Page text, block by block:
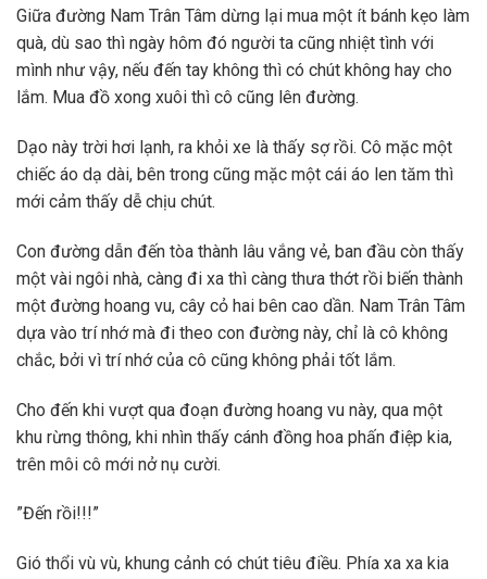
Giữa đường Nam Trân Tâm dừng lại mua một ít bánh kẹo làm
quà, dù sao thì ngày hôm đó người ta cũng nhiệt tình với
mình như vậy, nếu đến tay không thì có chút không hay cho
lắm. Mua đồ xong xuôi thì cô cũng lên đường.
Dạo này trời hơi lạnh, ra khỏi xe là thấy sợ rồi. Cô mặc một
chiếc áo dạ dài, bên trong cũng mặc một cái áo len tăm thì
mới cảm thấy dễ chịu chút.
Con đường dẫn đến tòa thành lâu vắng vẻ, ban đầu còn thấy
một vài ngôi nhà, càng đi xa thì càng thưa thớt rồi biến thành
một đường hoang vu, cây cỏ hai bên cao dần. Nam Trân Tâm
dựa vào trí nhớ mà đi theo con đường này, chỉ là cô không
chắc, bởi vì trí nhớ của cô cũng không phải tốt lắm.
Cho đến khi vượt qua đoạn đường hoang vu này, qua một
khu rừng thông, khi nhìn thấy cánh đồng hoa phấn điệp kia,
trên môi cô mới nở nụ cười.
”Đến rồi!!!”
Gió thổi vù vù, khung cảnh có chút tiêu điều. Phía xa xa kia